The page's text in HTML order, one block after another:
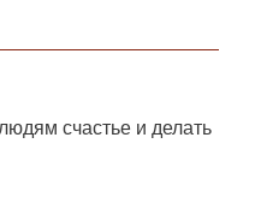
счастье и делать